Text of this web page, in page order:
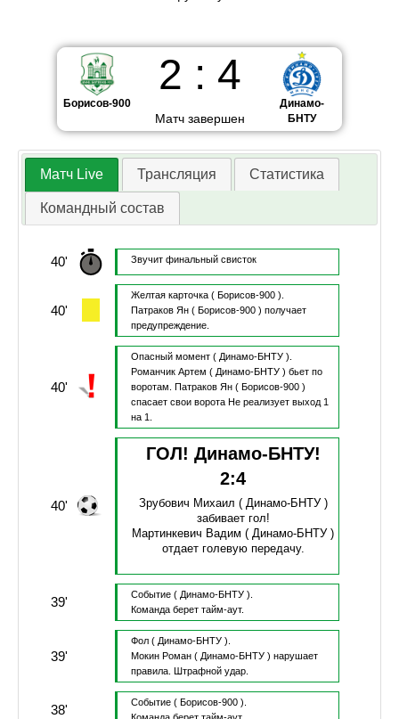
Борисов-900
2 : 4
Матч завершен
Динамо-
БНТУ
Матч Live Трансляция Статистика
Командный состав
40' Звучит финальный свисток
40'
Желтая карточка ( Борисов-900 ).
Патраков Ян( Борисов-900 ) получает
предупреждение.
40'
Опасный момент ( Динамо-БНТУ ).
Романчик Артем ( Динамо-БНТУ ) бьет по
воротам.
Патраков Ян( Борисов-900 )
спасает свои ворота Не реализует выход 1
на 1.
40'
ГОЛ! Динамо-БНТУ!
2:4
Зрубович Михаил ( Динамо-БНТУ )
забивает гол!
Мартинкевич Вадим ( Динамо-БНТУ )
отдает голевую передачу.
39' Событие ( Динамо-БНТУ ).
Команда берет тайм-аут.
39'
Фол ( Динамо-БНТУ ).
Мокин Роман( Динамо-БНТУ ) нарушает
правила.
Штрафной удар.
38' Событие ( Борисов-900 ).